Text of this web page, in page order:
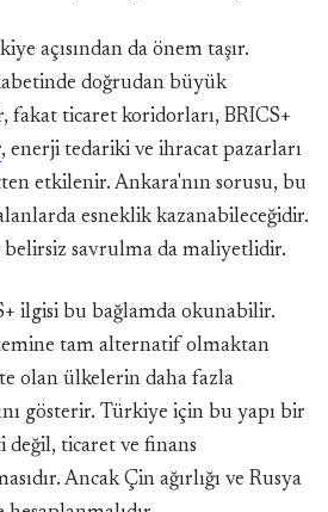
açısından da önem taşır.
doğrudan büyük
fakat ticaret koridorları, BRICS+
, enerji tedariki ve ihracat pazarları
etkilenir. Ankara'nın sorusu, bu
esneklik kazanabileceğidir.
savrulma da maliyetlidir.
ilgisi bu bağlamda okunabilir.
tam alternatif olmaktan
olan ülkelerin daha fazla
gösterir. Türkiye için bu yapı bir
ticaret ve finans
Ancak Çin ağırlığı ve Rusya